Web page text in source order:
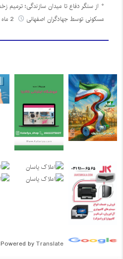
مسکونی توسط جهادگران اصفهانی
Powered by Translate